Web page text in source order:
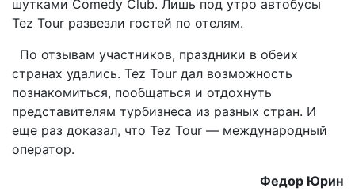
шутками Comedy Club. Лишь под утро автобусы
Tez Tour развезли гостей по отелям.
По отзывам участников, праздники в обеих
странах удались. Tez Tour дал возможность
познакомиться, пообщаться и отдохнуть
представителям турбизнеса из разных стран. И
еще раз доказал, что Tez Tour — международный
оператор.
Федор Юрин